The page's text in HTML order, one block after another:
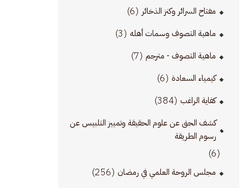
مفتاح السرائر وكنز الذخائر (6)
ماهية التصوف وسمات أهله (3)
ماهية التصوف - مترجم (7)
كيمياء السعادة (6)
كفاية الراغب (384)
كشف الحق عن علوم الحقيقة وتمييز التلبيس عن
رسوم الطريقة
(6)
مجلس الروحة العلمي في رمضان (256)